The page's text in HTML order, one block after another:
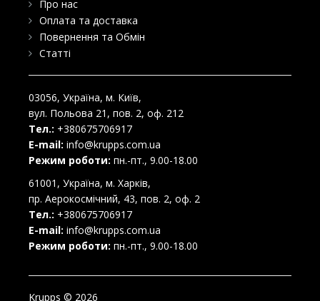
Про нас
Оплата та доставка
Повернення та Обмін
Статті
03056, Україна, м. Київ,
вул. Польова 21, пов. 2, оф. 212
Тел.: +380675706917
E-mail: info@krupps.com.ua
Режим роботи: пн.-пт., 9.00-18.00
61001 , Україна, м. Харків,
пр. Аерокосмічний, 43, пов. 2, оф. 2
Тел.: +380675706917
E-mail: info@krupps.com.ua
Режим роботи: пн.-пт., 9.00-18.00
Krupps © 2026